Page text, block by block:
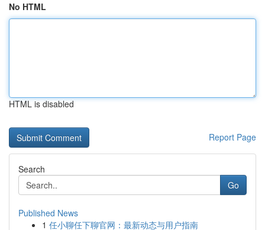
No HTML
HTML is disabled
Report Page
Search
Go
Published News
1 任小聊任下聊官网：最新动态与用户指南